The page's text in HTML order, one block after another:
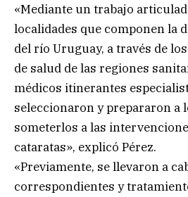
«Mediante un trabajo
localidades que componen la
del río Uruguay, a través de
de salud de las regiones
médicos itinerantes
seleccionaron y prepararon a
someterlos a las
cataratas», explicó Pérez.
«Previamente, se llevaron a
correspondientes y